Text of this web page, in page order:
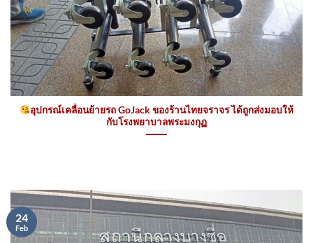
อุปกรณ์เคลื่อนย้ายรถ GoJack ของร้านไทยจราจร ได้ถูกส่งมอบให้
กับโรงพยาบาลพระมงกุฏ
24
Feb